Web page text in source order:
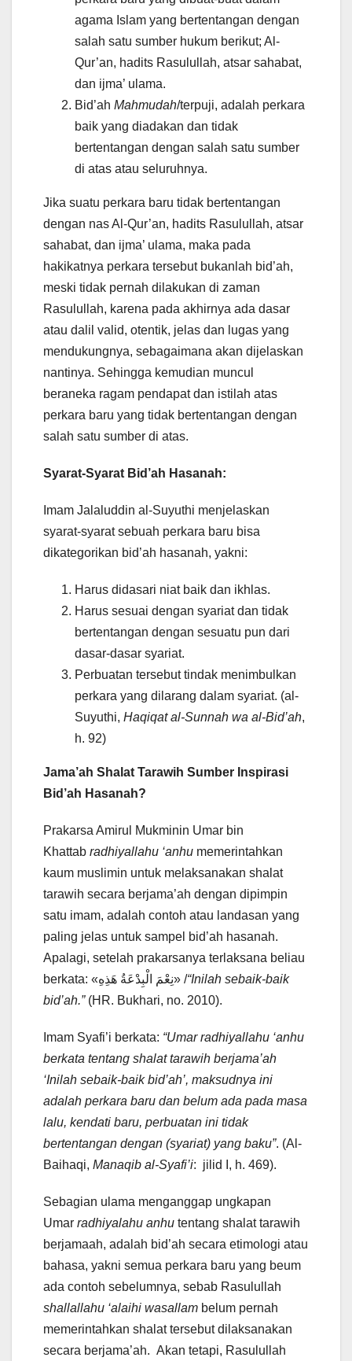
agama Islam yang bertentangan dengan
salah satu sumber hukum berikut; Al-
Qur’an, hadits Rasulullah, atsar sahabat,
dan ijma’ ulama.
Bid’ah Mahmudah/terpuji, adalah perkara
baik yang diadakan dan tidak
bertentangan dengan salah satu sumber
di atas atau seluruhnya.
Jika suatu perkara baru tidak bertentangan
dengan nas Al-Qur’an, hadits Rasulullah, atsar
sahabat, dan ijma’ ulama, maka pada
hakikatnya perkara tersebut bukanlah bid’ah,
meski tidak pernah dilakukan di zaman
Rasulullah, karena pada akhirnya ada dasar
atau dalil valid, otentik, jelas dan lugas yang
mendukungnya, sebagaimana akan dijelaskan
nantinya. Sehingga kemudian muncul
beraneka ragam pendapat dan istilah atas
perkara baru yang tidak bertentangan dengan
salah satu sumber di atas.
Syarat-Syarat Bid’ah Hasanah:
Imam Jalaluddin al-Suyuthi menjelaskan
syarat-syarat sebuah perkara baru bisa
dikategorikan bid’ah hasanah, yakni:
Harus didasari niat baik dan ikhlas.
Harus sesuai dengan syariat dan tidak
bertentangan dengan sesuatu pun dari
dasar-dasar syariat.
Perbuatan tersebut tindak menimbulkan
perkara yang dilarang dalam syariat. (al-
Suyuthi, Haqiqat al-Sunnah wa al-Bid’ah,
h. 92)
Jama’ah Shalat Tarawih Sumber Inspirasi
Bid’ah Hasanah?
Prakarsa Amirul Mukminin Umar bin
Khattab radhiyallahu ‘anhu memerintahkan
kaum muslimin untuk melaksanakan shalat
tarawih secara berjama’ah dengan dipimpin
satu imam, adalah contoh atau landasan yang
paling jelas untuk sampel bid’ah hasanah.
Apalagi, setelah prakarsanya terlaksana beliau
berkata: «نِعْمَ الْبِدْعَةُ هَذِهِ» /“Inilah sebaik-baik
bid’ah.”(HR. Bukhari, no. 2010).
Imam Syafi’i berkata: “Umar radhiyallahu ‘anhu
berkata tentang shalat tarawih berjama’ah
‘Inilah sebaik-baik bid’ah’, maksudnya ini
adalah perkara baru dan belum ada pada masa
lalu, kendati baru, perbuatan ini tidak
bertentangan dengan (syariat) yang baku”. (Al-
Baihaqi, Manaqib al-Syafi’i: jilid I, h. 469).
Sebagian ulama menganggap ungkapan
Umar radhiyalahu anhu tentang shalat tarawih
berjamaah, adalah bid’ah secara etimologi atau
bahasa, yakni semua perkara baru yang beum
ada contoh sebelumnya, sebab Rasulullah
shallallahu ‘alaihi wasallam belum pernah
memerintahkan shalat tersebut dilaksanakan
secara berjama’ah. Akan tetapi, Rasulullah